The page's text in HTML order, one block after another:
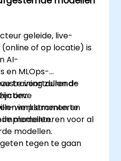
te implementeren
van
geleide, live-
of op locatie) is
AI-
en MLOps-
voortdurend-
implementeren
modellen.
training zullen de
om:
werkstromen te
voor al
modellen.
tegen te gaan